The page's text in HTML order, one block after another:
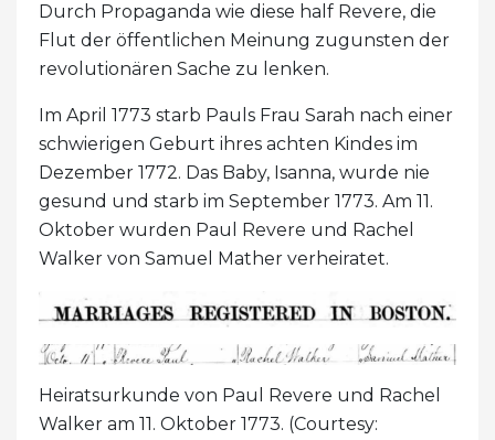
Durch Propaganda wie diese half Revere, die
Flut der öffentlichen Meinung zugunsten der
revolutionären Sache zu lenken.
Im April 1773 starb Pauls Frau Sarah nach einer
schwierigen Geburt ihres achten Kindes im
Dezember 1772. Das Baby, Isanna, wurde nie
gesund und starb im September 1773. Am 11.
Oktober wurden Paul Revere und Rachel
Walker von Samuel Mather verheiratet.
Heiratsurkunde von Paul Revere und Rachel
Walker am 11. Oktober 1773. (Courtesy: